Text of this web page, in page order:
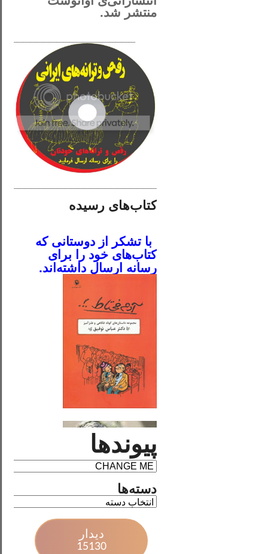
منتشر شد.
کتاب‌های رسیده
با تشکر از دوستانی که
کتاب‌های خود را برای
رسانه ارسال داشته‌اند.
پیوندها
دسته‌ها
دیدار
15130